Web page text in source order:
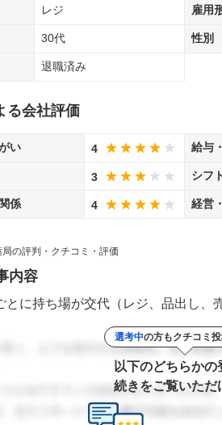
レジ 雇用
30代 性別
退職済み
る会社評価
い 4 給与
3 シフ
係 4 経営
の評判・クチコミ・評価
内容
とに持ち場が交代（レジ、品出し、
選考中の方もクチコミ投
以下のどちらかの
続きをご覧いただ